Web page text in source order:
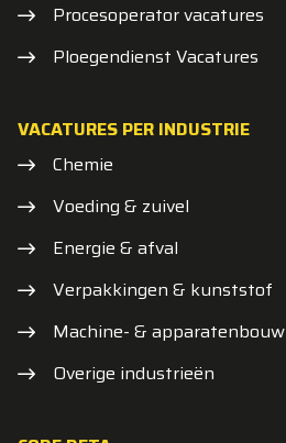
Procesoperator vacatures
Ploegendienst Vacatures
VACATURES PER INDUSTRIE
Chemie
Voeding & zuivel
Energie & afval
Verpakkingen & kunststof
Machine- & apparatenbouw
Overige industrieën